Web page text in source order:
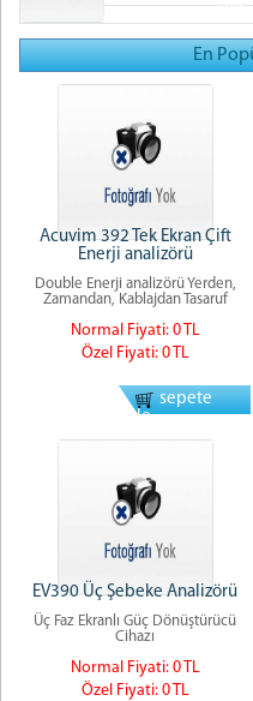
En
Acuvim 392 Tek Ekran Çift
Enerji analizörü
Double Enerji analizörü Yerden,
Zamandan, Kablajdan Tasaruf
Normal Fiyati: 0 TL
Özel Fiyati: 0 TL
sepete
ekle
EV390 Üç Şebeke Analizörü
Üç Faz Ekranlı Güç Dönüştürücü
Cihazı
Normal Fiyati: 0 TL
Özel Fiyati: 0 TL